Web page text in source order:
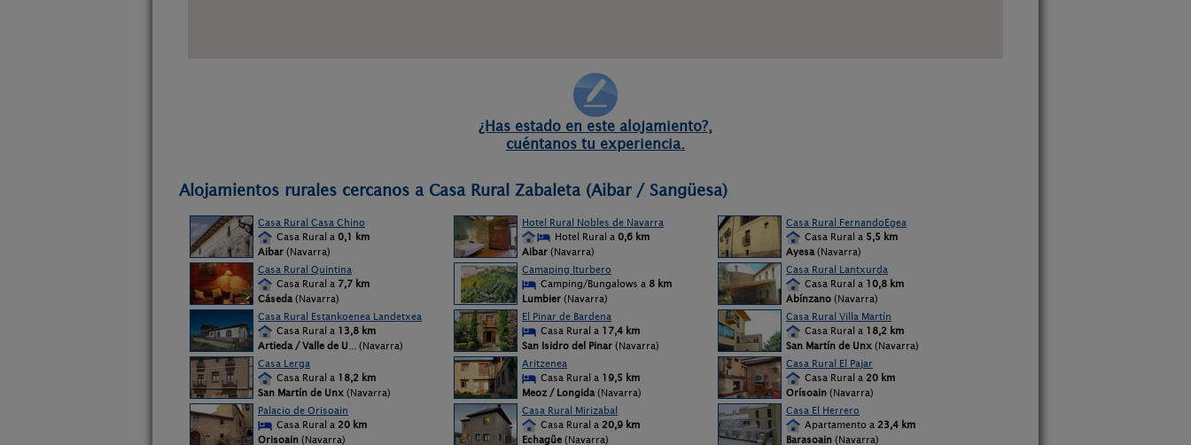
¿Has estado en este alojamiento?,
cuéntanos tu experiencia.
Alojamientos rurales cercanos a Casa Rural Zabaleta (Aibar / Sangüesa)
Casa Rural Casa Chino
Casa Rural a 0,1 km
Aibar (Navarra)
Hotel Rural Nobles de Navarra
Hotel Rural a 0,6 km
Aibar (Navarra)
Casa Rural FernandoEgea
Casa Rural a 5,5 km
Ayesa (Navarra)
Casa Rural Quintina
Casa Rural a 7,7 km
Cáseda (Navarra)
Camaping Iturbero
Camping/Bungalows a 8 km
Lumbier (Navarra)
Casa Rural Lantxurda
Casa Rural a 10,8 km
Abínzano (Navarra)
Casa Rural Estankoenea Landetxea
Casa Rural a 13,8 km
Artieda / Valle de U... (Navarra)
El Pinar de Bardena
Casa Rural a 17,4 km
San Isidro del Pinar (Navarra)
Casa Rural Villa Martín
Casa Rural a 18,2 km
San Martín de Unx (Navarra)
Casa Lerga
Casa Rural a 18,2 km
San Martín de Unx (Navarra)
Aritzenea
Casa Rural a 19,5 km
Meoz / Longida (Navarra)
Casa Rural El Pajar
Casa Rural a 20 km
Orísoain (Navarra)
Palacio de Orisoain
Casa Rural a 20 km
Orisoain (Navarra)
Casa Rural Mirizabal
Casa Rural a 20,9 km
Echagüe (Navarra)
Casa El Herrero
Apartamento a 23,4 km
Barasoain (Navarra)